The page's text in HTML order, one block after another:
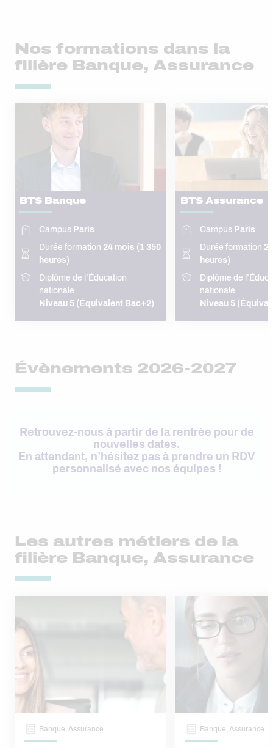
Nos formations dans la
filière Banque, Assurance
BTS Banque
Campus Paris
Durée formation 24 mois (1 350
heures)
Diplôme de l’Éducation
nationale
Niveau 5 (Équivalent Bac+2)
BTS Assurance
Campus Paris
Durée formation
heures)
Diplôme de
nationale
Niveau 5
Évènements 2026-2027
Retrouvez-nous à partir de la rentrée pour de
nouvelles dates.
En attendant, n’hésitez pas à prendre un RDV
personnalisé avec nos équipes !
Les autres métiers de la
filière Banque, Assurance
Banque, Assurance Banque, Assurance